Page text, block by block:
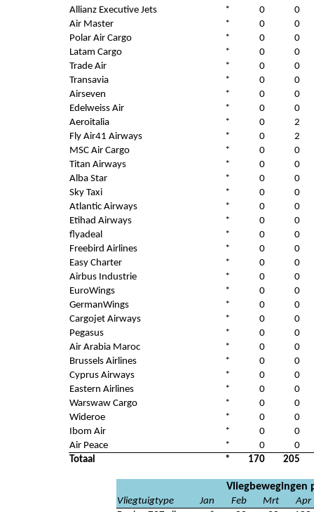
Allianz Executive Jets
* 0
0
Air Master
* 0
0
Polar Air Cargo
* 0
0
Latam Cargo
* 0
0
Trade Air
* 0
0
Transavia
* 0
0
Airseven
* 0
0
Edelweiss Air
* 0
0
Aeroitalia
* 0
2
Fly Air41 Airways
* 0
2
MSC Air Cargo
* 0
0
Titan Airways
* 0
0
Alba Star
* 0
0
Sky Taxi
* 0
0
Atlantic Airways
* 0
0
Etihad Airways
* 0
0
flyadeal
* 0
0
Freebird Airlines
* 0
0
Easy Charter
* 0
0
Airbus Industrie
* 0
0
EuroWings
* 0
0
GermanWings
* 0
0
Cargojet Airways
* 0
0
Pegasus
* 0
0
Air Arabia Maroc
* 0
0
Brussels Airlines
* 0
0
Cyprus Airways
* 0
0
Eastern Airlines
* 0
0
Warswaw Cargo
* 0
0
Wideroe
* 0
0
Ibom Air
* 0
0
Air Peace
* 0
0
Totaal
* 170 205
Vliegbewegingen
Vliegtuigtype Jan Feb Mrt
Apr